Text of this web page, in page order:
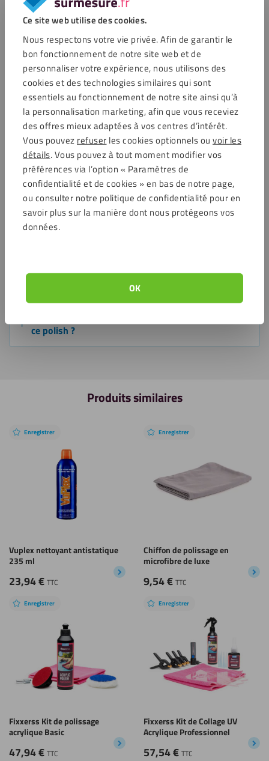
Ce site web utilise des cookies.
Nous respectons votre vie privée. Afin de garantir le
bon fonctionnement de notre site web et de
personnaliser votre expérience, nous utilisons des
cookies et des technologies similaires qui sont
essentiels au fonctionnement de notre site ainsi qu’à
la personnalisation marketing, afin que vous receviez
des offres mieux adaptées à vos centres d’intérêt.
Vous pouvez refuser les cookies optionnels ou voir les
détails. Vous pouvez à tout moment modifier vos
préférences via l’option « Paramètres de
confidentialité et de cookies » en bas de notre page,
ou consulter notre politique de confidentialité pour en
savoir plus sur la manière dont nous protégeons vos
données.
OK
Questions fréquemment posées
Quelle surface puis-je polir avec une bouteille de
250 ml ?
Puis-je également utiliser Fixxerss Acrylic Polish à
la main sans machine ?
Quelle machine à polir dois-je utiliser et à quel
régime dois-je travailler ?
Quelle est la profondeur des rayures que je peux
éliminer par polissage ?
Que dois-je faire s'il reste des taches blanches
ce polish ?
Produits similaires
Enregistrer
Vuplex nettoyant antistatique
235 ml
23,94€ TTC
Enregistrer
Chiffon de polissage en
microfibre de luxe
9,54€ TTC
Enregistrer
Fixxerss Kit de polissage
acrylique Basic
47,94€ TTC
Enregistrer
Fixxerss Kit de Collage UV
Acrylique Professionnel
57,54€ TTC